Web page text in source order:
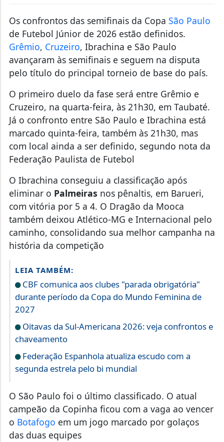
Os confrontos das semifinais da Copa São Paulo
de Futebol Júnior de 2026 estão definidos.
Grêmio, Cruzeiro, Ibrachina e São Paulo
avançaram às semifinais e seguem na disputa
pelo título do principal torneio de base do país.
O primeiro duelo da fase será entre Grêmio e
Cruzeiro, na quarta-feira, às 21h30, em Taubaté.
Já o confronto entre São Paulo e Ibrachina está
marcado quinta-feira, também às 21h30, mas
com local ainda a ser definido, segundo nota da
Federação Paulista de Futebol
O Ibrachina conseguiu a classificação após
eliminar o Palmeiras nos pênaltis, em Barueri,
com vitória por 5 a 4. O Dragão da Mooca
também deixou Atlético-MG e Internacional pelo
caminho, consolidando sua melhor campanha na
história da competição
LEIA TAMBÉM:
CBF comunica aos clubes "parada obrigatória"
durante período da Copa do Mundo Feminina de
2027
Oitavas da Sul-Americana 2026: veja confrontos e
chaveamento
Federação Espanhola atualiza escudo com a
segunda estrela pelo bi mundial
O São Paulo foi o último classificado. O atual
campeão da Copinha ficou com a vaga ao vencer
o Botafogo em um jogo marcado por golaços
das duas equipes